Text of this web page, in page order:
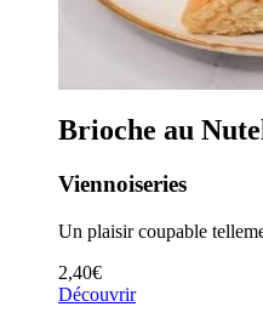
Brioche au
Viennoiseries
Un plaisir coupable
2,40€
Découvrir